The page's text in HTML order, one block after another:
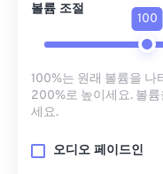
볼륨 조절
100
100%는 원래 볼륨을 나
200%로 높이세요. 볼
세요.
오디오 페이드인